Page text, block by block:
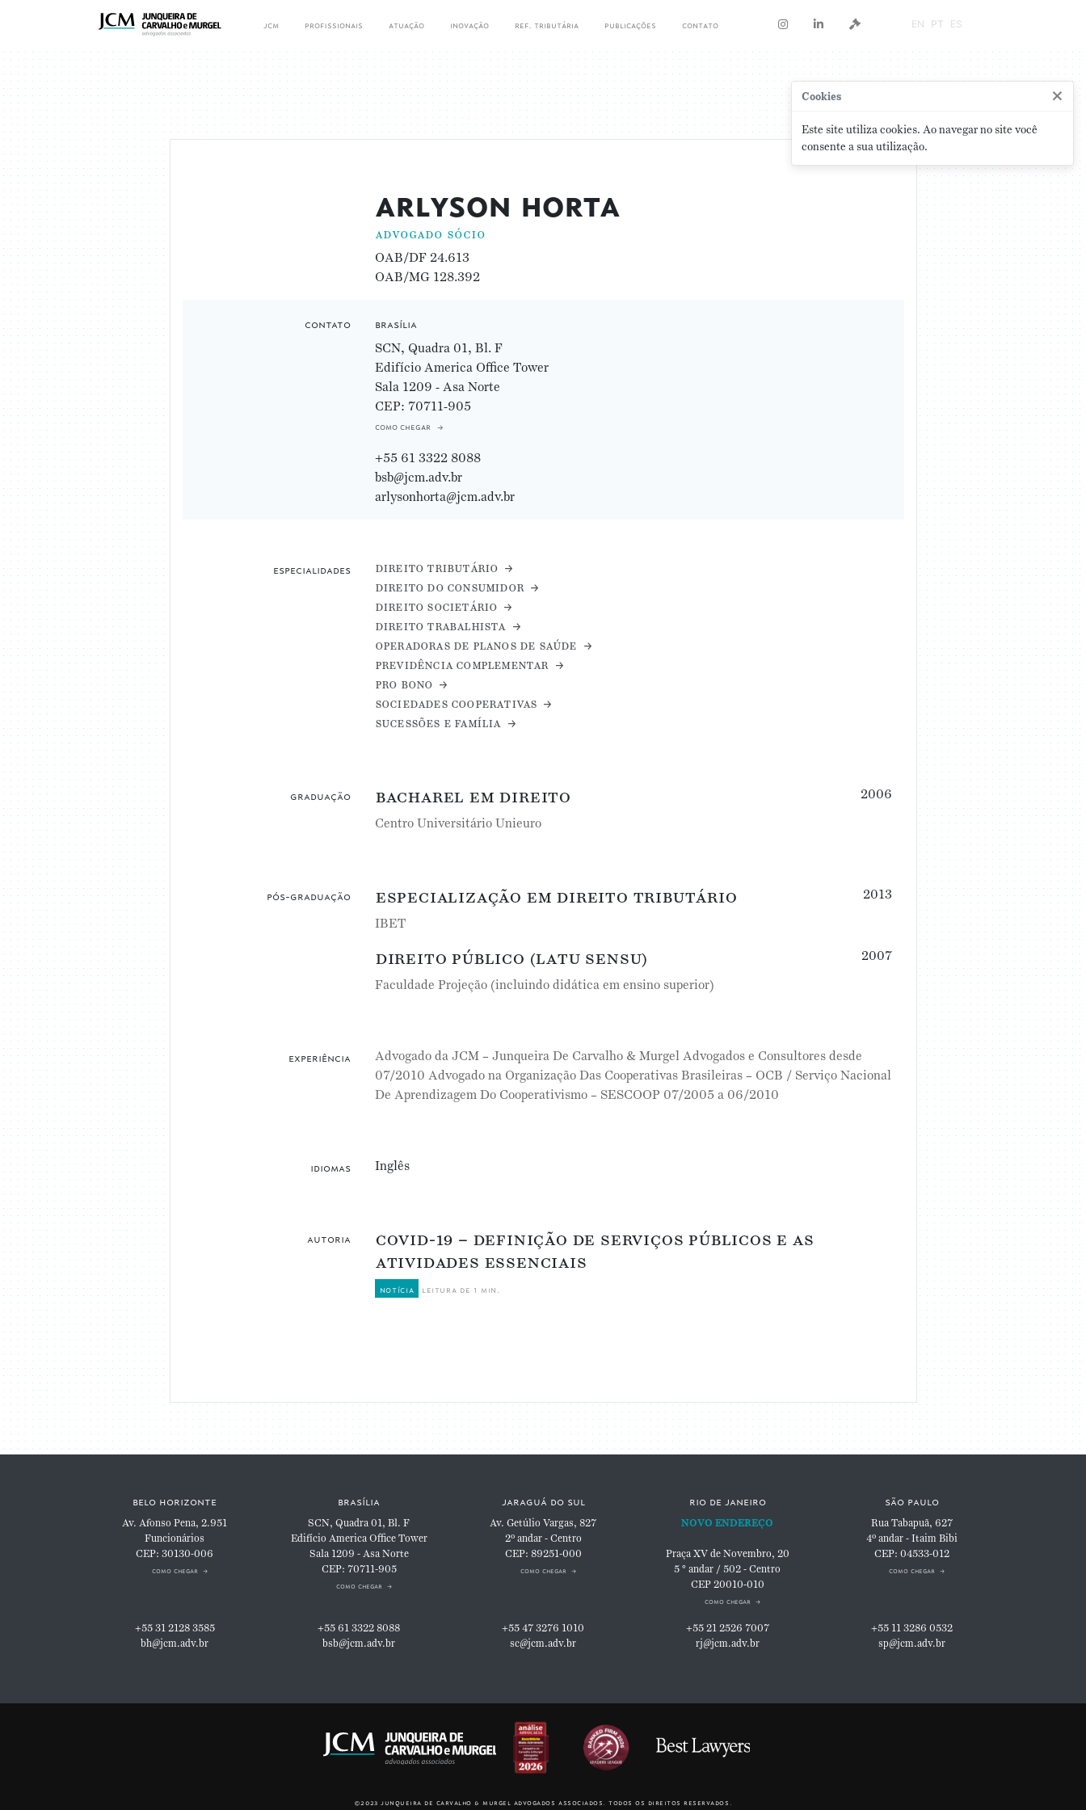
jcm profissionais atuação inovação ref. tributária publicações contato EN PT ES
arlyson horta
advogado sócio
OAB/DF 24.613
OAB/MG 128.392
contato brasília
SCN, Quadra 01, Bl. F
Edifício America Office Tower
Sala 1209 - Asa Norte
CEP: 70711-905
como chegar
+55 61 3322 8088
bsb@jcm.adv.br
arlysonhorta@jcm.adv.br
especialidades
direito tributário
direito do consumidor
direito societário
direito trabalhista
operadoras de planos de saúde
previdência complementar
pro bono
sociedades cooperativas
sucessões e família
graduação 2006
bacharel em direito
Centro Universitário Unieuro
pós-graduação 2013
especialização em direito tributário
IBET
2007
direito público (latu sensu)
Faculdade Projeção (incluindo didática em ensino superior)
experiência
Advogado da JCM – Junqueira De Carvalho & Murgel Advogados e Consultores desde
07/2010 Advogado na Organização Das Cooperativas Brasileiras – OCB / Serviço Nacional
De Aprendizagem Do Cooperativismo – SESCOOP 07/2005 a 06/2010
idiomas Inglês
autoria
covid-19 – definição de serviços públicos e as
atividades essenciais
notícia leitura de 1 min.
belo horizonte
Av. Afonso Pena, 2.951
Funcionários
CEP: 30130-006
como chegar
+55 31 2128 3585
bh@jcm.adv.br
brasília
SCN, Quadra 01, Bl. F
Edifício America Office Tower
Sala 1209 - Asa Norte
CEP: 70711-905
como chegar
+55 61 3322 8088
bsb@jcm.adv.br
jaraguá do sul
Av. Getúlio Vargas, 827
2º andar - Centro
CEP: 89251-000
como chegar
+55 47 3276 1010
sc@jcm.adv.br
rio de janeiro
NOVO ENDEREÇO
Praça XV de Novembro, 20
5 ° andar / 502 - Centro
CEP 20010-010
como chegar
+55 21 2526 7007
rj@jcm.adv.br
são paulo
Rua Tabapuã, 627
4º andar - Itaim Bibi
CEP: 04533-012
como chegar
+55 11 3286 0532
sp@jcm.adv.br
Cookies ×
Este site utiliza cookies. Ao navegar no site você
consente a sua utilização.
©2023 junqueira de carvalho & murgel advogados associados. todos os direitos reservados.